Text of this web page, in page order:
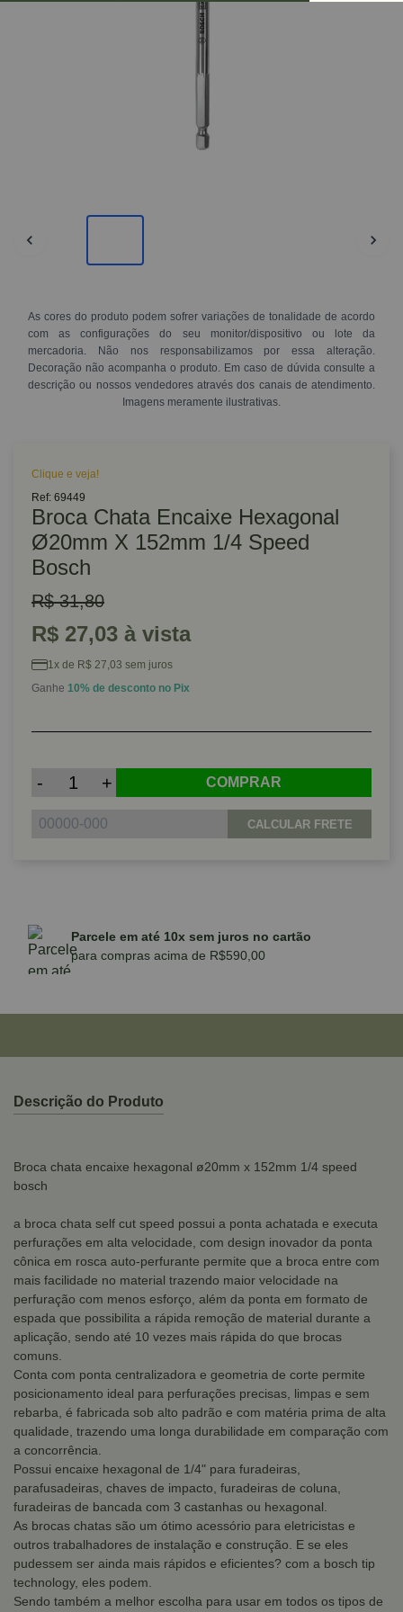
As cores do produto podem sofrer variações de tonalidade de acordo
com as configurações do seu monitor/dispositivo ou lote da
mercadoria. Não nos responsabilizamos por essa alteração.
Decoração não acompanha o produto. Em caso de dúvida consulte a
descrição ou nossos vendedores através dos canais de atendimento.
Imagens meramente ilustrativas.
Clique e veja!
Ref: 69449
Broca Chata Encaixe Hexagonal
Ø20mm X 152mm 1/4 Speed
Bosch
R$ 31,80
R$ 27,03 à vista
1x de R$ 27,03 sem juros
Ganhe 10% de desconto no Pix
- + COMPRAR
CALCULAR FRETE
Parcele em até 10x sem juros no cartão
para compras acima de R$590,00
Descrição do Produto
Broca chata encaixe hexagonal ø20mm x 152mm 1/4 speed
bosch
a broca chata self cut speed possui a ponta achatada e executa
perfurações em alta velocidade, com design inovador da ponta
cônica em rosca auto-perfurante permite que a broca entre com
mais facilidade no material trazendo maior velocidade na
perfuração com menos esforço, além da ponta em formato de
espada que possibilita a rápida remoção de material durante a
aplicação, sendo até 10 vezes mais rápida do que brocas
comuns.
Conta com ponta centralizadora e geometria de corte permite
posicionamento ideal para perfurações precisas, limpas e sem
rebarba, é fabricada sob alto padrão e com matéria prima de alta
qualidade, trazendo uma longa durabilidade em comparação com
a concorrência.
Possui encaixe hexagonal de 1/4" para furadeiras,
parafusadeiras, chaves de impacto, furadeiras de coluna,
furadeiras de bancada com 3 castanhas ou hexagonal.
As brocas chatas são um ótimo acessório para eletricistas e
outros trabalhadores de instalação e construção. E se eles
pudessem ser ainda mais rápidos e eficientes? com a bosch tip
technology, eles podem.
Sendo também a melhor escolha para usar em todos os tipos de